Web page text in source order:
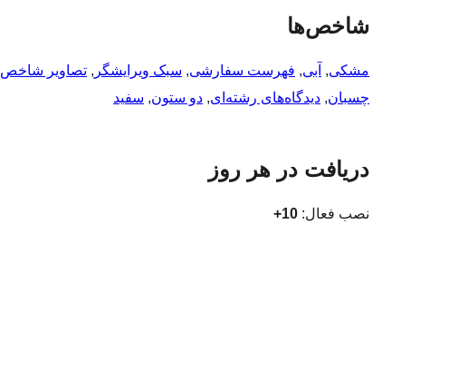
شاخص‌ها
مشکی, آبی, فهرست سفارشی, سبک ویرایشگر , تصاویر شاخص
چسبان, دیدگاه‌های رشته‌ای, دو ستون, سفید
دریافت در هر روز
نصب فعال: 10+